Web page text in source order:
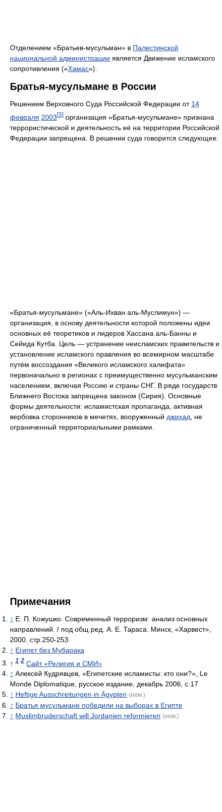
Отделением «Братьев-мусульман» в Палестинской
национальной администрации является Движение исламского
сопротивления («Хамас»).
Братья-мусульмане в России
Решением Верховного Суда Российской Федерации от 14
февраля 2003[3] организация «Братья-мусульмане» признана
террористической и деятельность её на территории Российской
Федерации запрещена. В решении суда говорится следующее:
«Братья-мусульмане» («Аль-Ихван аль-Муслимун») —
организация, в основу деятельности которой положены идеи
основных её теоретиков и лидеров Хассана аль-Банны и
Сейида Кутба. Цель — устранение неисламских правительств и
установление исламского правления во всемирном масштабе
путём воссоздания «Великого исламского халифата»
первоначально в регионах с преимущественно мусульманским
населением, включая Россию и страны СНГ. В ряде государств
Ближнего Востока запрещена законом (Сирия). Основные
формы деятельности: исламистская пропаганда, активная
вербовка сторонников в мечетях, вооруженный джихад , не
ограниченный территориальными рамками.
Примечания
↑ Е. П. Кожушко. Современный терроризм: анализ основных
направлений. / под общ.ред. А. Е. Тараса. Минск, «Харвест»,
2000. стр.250-253
↑ Египет без Мубарака
↑ 1 2 Сайт «Религия и СМИ»
↑ Алексей Кудрявцев, «Египетские исламисты: кто они?», Le
Monde Diplomatique, русское издание, декабрь 2006, с.17
↑ Heftige Ausschreitungen in Ägypten (нем.)
↑ Братья мусульмане победили на выборах в Египте
↑ Muslimbruderschaft will Jordanien reformieren (нем.)